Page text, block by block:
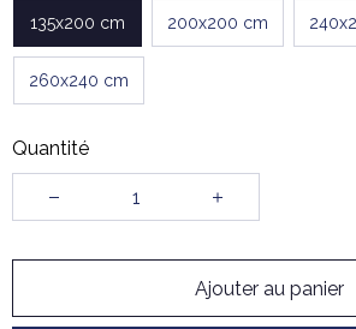
135x200 cm 200x200 cm
260x240 cm
Quantité
Ajouter au panier